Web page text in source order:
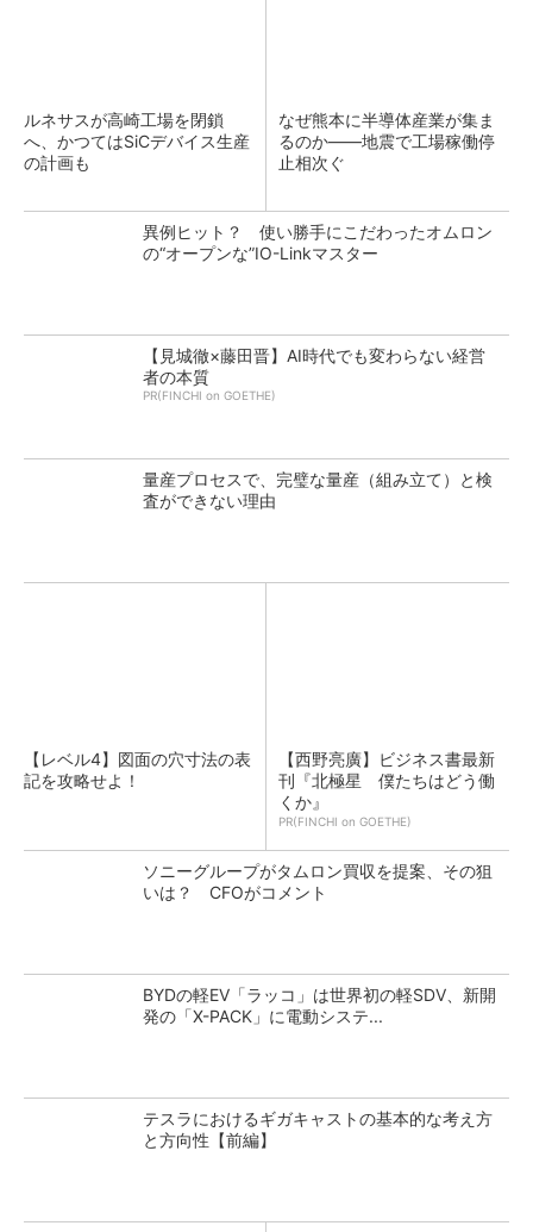
ルネサスが高崎工場を閉鎖
へ、かつてはSiCデバイス生産
の計画も
なぜ熊本に半導体産業が集ま
るのか――地震で工場稼働停
止相次ぐ
異例ヒット？ 使い勝手にこだわったオムロン
の“オープンな”IO-Linkマスター
【見城徹×藤田晋】AI時代でも変わらない経営
者の本質
PR(FINCHI on GOETHE)
量産プロセスで、完璧な量産（組み立て）と検
査ができない理由
【レベル4】図面の穴寸法の表
記を攻略せよ！
【西野亮廣】ビジネス書最新
刊『北極星 僕たちはどう働
くか』
PR(FINCHI on GOETHE)
ソニーグループがタムロン買収を提案、その狙
いは？ CFOがコメント
BYDの軽EV「ラッコ」は世界初の軽SDV、新開
発の「X-PACK」に電動システ...
テスラにおけるギガキャストの基本的な考え方
と方向性【前編】